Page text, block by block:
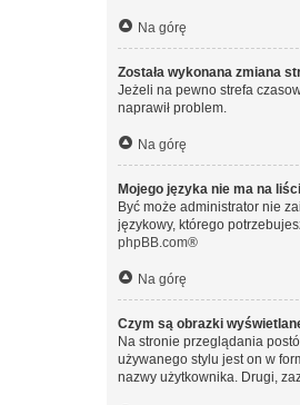
Na górę
Została wykonana zmiana
Jeżeli na pewno strefa
naprawił problem.
Na górę
Mojego języka nie ma na
Być może administrator nie
językowy, którego
phpBB.com®
Na górę
Czym są obrazki
Na stronie przeglądania
używanego stylu jest on w
nazwy użytkownika. Drugi,